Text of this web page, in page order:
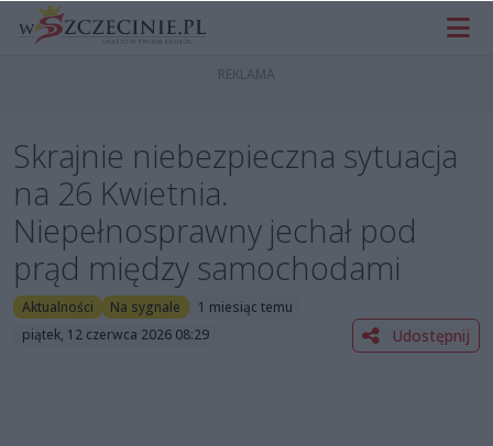
Skrajnie niebezpieczna sytuacja
na 26 Kwietnia.
Niepełnosprawny jechał pod
prąd między samochodami
Aktualności Na sygnale
1 miesiąc temu
piątek, 12 czerwca 2026 08:29
Udostępnij